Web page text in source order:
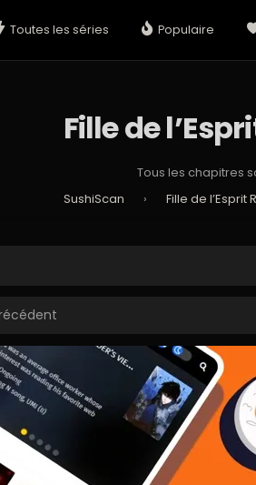
Toutes les séries Populaire
Fille de
Tous les chapitres
SushiScan
› Fille de l’Esprit